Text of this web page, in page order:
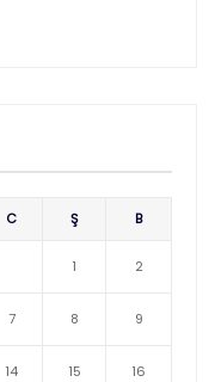
C Ş B
1 2
7 8 9
14 15 16